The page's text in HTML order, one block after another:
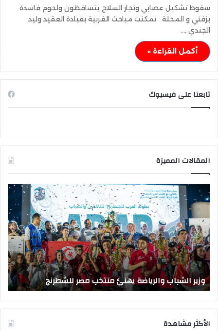
سقوط تشكيل عصابي وتجار السلاح يتساقطون ولحوم فاسدة
بزفتي و المحلة تمكنت مباحث الغربية بقيادة العقيد وليد
الجندي ,…
أكمل القراءة »
تابعنا على فيسبوك
المقالات المميزة
الشباب
والرياضة
يهنئ
منتخب
مصر
للشطرنج
وزير الشباب والرياضة يهنئ منتخب مصر للشطرنج
الأكثر مشاهدة